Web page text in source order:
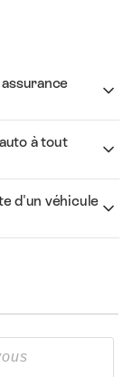
à tout
d'un véhicule